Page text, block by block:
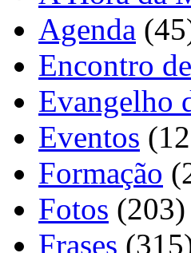
Agenda
Encontro
Evangelho
Eventos
Formação
Fotos (203)
Frases